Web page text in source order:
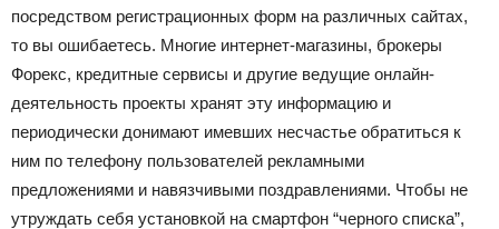
посредством регистрационных форм на различных сайтах,
то вы ошибаетесь. Многие интернет-магазины, брокеры
Форекс, кредитные сервисы и другие ведущие онлайн-
деятельность проекты хранят эту информацию и
периодически донимают имевших несчастье обратиться к
ним по телефону пользователей рекламными
предложениями и навязчивыми поздравлениями. Чтобы не
утруждать себя установкой на смартфон “черного списка”,